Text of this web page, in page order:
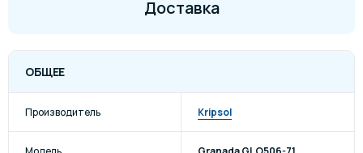
Доставка
ОБЩЕЕ
Производитель Kripsol